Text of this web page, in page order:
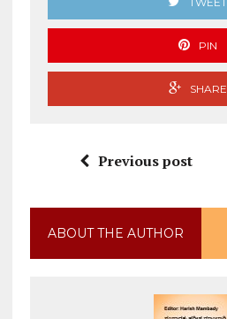
PIN
SHARE
Previous post
ABOUT THE AUTHOR